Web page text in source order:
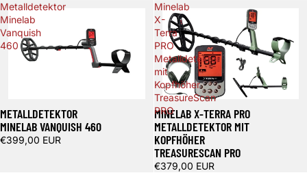
Metalldetektor
Minelab
Vanquish
460
METALLDETEKTOR
MINELAB VANQUISH 460
€399,00 EUR
Minelab
X-
Terra
PRO
Metalldetektor
mit
Kopfhöher
TreasureScan
PRO
MINELAB X-TERRA PRO
METALLDETEKTOR MIT
KOPFHÖHER
TREASURESCAN PRO
€379,00 EUR